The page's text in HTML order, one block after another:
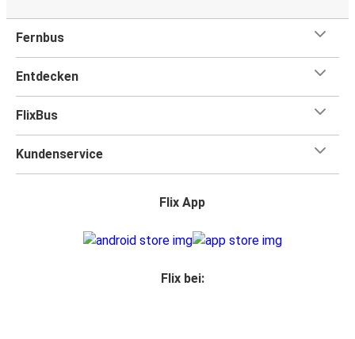
Fernbus
Entdecken
FlixBus
Kundenservice
Flix App
Flix bei: